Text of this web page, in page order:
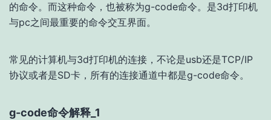
的命令。而这种命令，也被称为g-code命令。是3d打印机
与pc之间最重要的命令交互界面。
常见的计算机与3d打印机的连接，不论是usb还是TCP/IP
协议或者是SD卡，所有的连接通道中都是g-code命令。
g-code命令解释_1